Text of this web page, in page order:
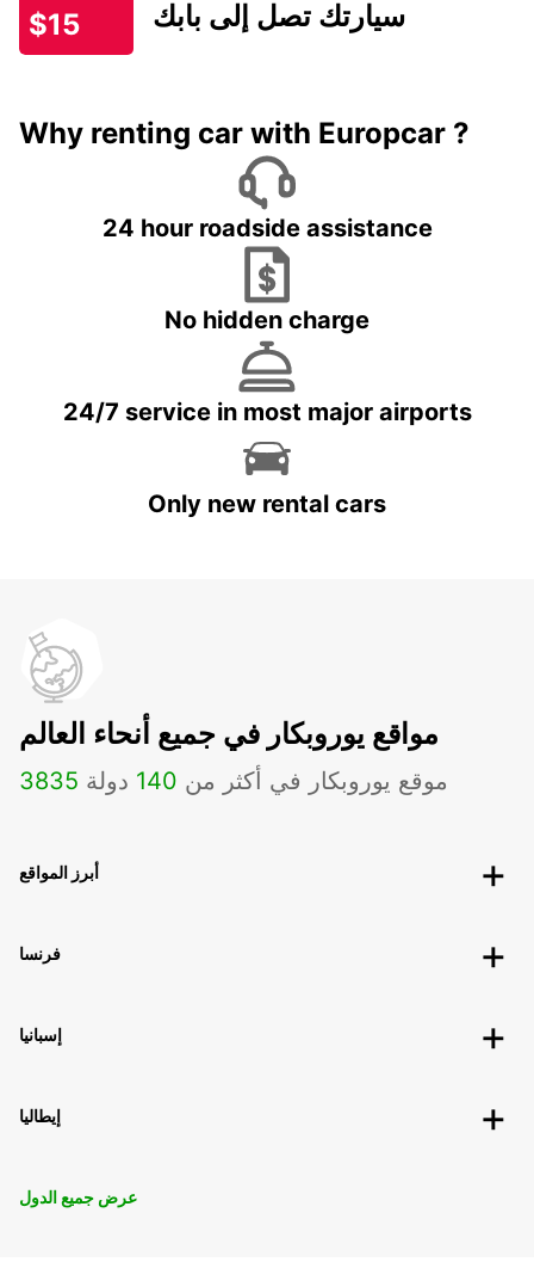
$15 سيارتك تصل إلى بابك
Why renting car with Europcar ?
24 hour roadside assistance
No hidden charge
24/7 service in most major airports
Only new rental cars
مواقع يوروبكار في جميع أنحاء العالم
3835 موقع يوروبكار في أكثر من 140 دولة
أبرز المواقع
فرنسا
إسبانيا
إيطاليا
عرض جميع الدول